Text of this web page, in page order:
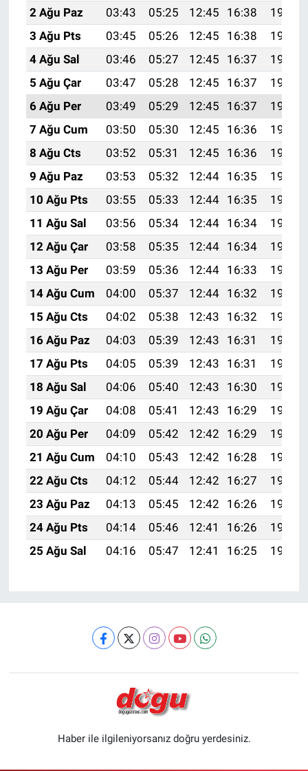
2 Ağu Paz
03:43 05:25 12:45 16:38
19:55
3 Ağu Pts
03:45 05:26 12:45 16:38
19:54
4 Ağu Sal
03:46 05:27 12:45 16:37
19:53
5 Ağu Çar
03:47 05:28 12:45 16:37
19:52
6 Ağu Per
03:49 05:29 12:45 16:37
19:51
7 Ağu Cum
03:50 05:30 12:45 16:36
19:49
8 Ağu Cts
03:52 05:31 12:45 16:36
19:48
9 Ağu Paz
03:53 05:32 12:44 16:35
19:47
10 Ağu Pts
03:55 05:33 12:44 16:35
19:46
11 Ağu Sal
03:56 05:34 12:44 16:34
19:45
12 Ağu Çar
03:58 05:35 12:44 16:34
19:43
13 Ağu Per
03:59 05:36 12:44 16:33
19:42
14 Ağu Cum
04:00 05:37 12:44 16:32
19:41
15 Ağu Cts
04:02 05:38 12:43 16:32
19:39
16 Ağu Paz
04:03 05:39 12:43 16:31
19:38
17 Ağu Pts
04:05 05:39 12:43 16:31
19:37
18 Ağu Sal
04:06 05:40 12:43 16:30
19:35
19 Ağu Çar
04:08 05:41 12:43 16:29
19:34
20 Ağu Per
04:09 05:42 12:42 16:29
19:32
21 Ağu Cum
04:10 05:43 12:42 16:28
19:31
22 Ağu Cts
04:12 05:44 12:42 16:27
19:29
23 Ağu Paz
04:13 05:45 12:42 16:26
19:28
24 Ağu Pts
04:14 05:46 12:41 16:26
19:26
25 Ağu Sal
04:16 05:47 12:41 16:25 19:25
Haber ile ilgileniyorsanız doğru yerdesiniz.